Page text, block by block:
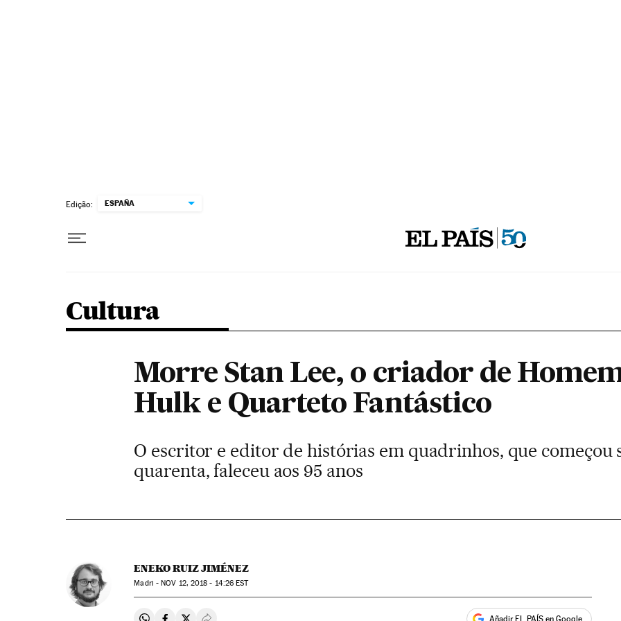
Edição: ESPAÑA
Cultura
Morre Stan Lee, o criador de
Hulk e Quarteto Fantástico
O escritor e editor de histórias em quadrinhos, que começou
quarenta, faleceu aos 95 anos
ENEKO RUIZ JIMÉNEZ
Madri -NOV 12, 2018 - 14:26 EST
Añadir EL PAÍS en Google